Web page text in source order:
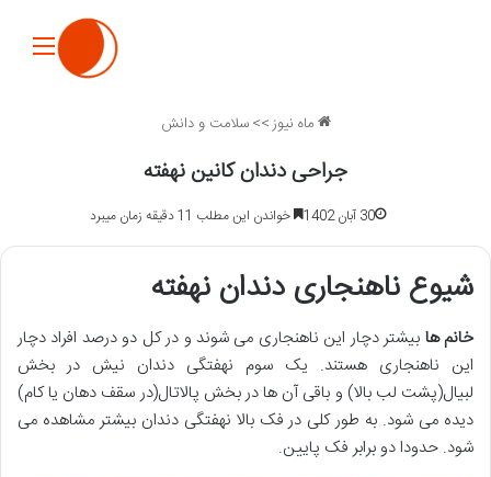
ماه نیوز>> سلامت و دانش
جراحی دندان کانین نهفته
30 آبان 1402 خواندن این مطلب 11 دقیقه زمان میبرد
شیوع ناهنجاری دندان نهفته
خانم ها بیشتر دچار این ناهنجاری می شوند و در کل دو درصد افراد دچار
این ناهنجاری هستند. یک سوم نهفتگی دندان نیش در بخش
لبیال(پشت لب بالا) و باقی آن ها در بخش پالاتال(در سقف دهان یا کام)
دیده می شود. به طور کلی در فک بالا نهفتگی دندان بیشتر مشاهده می
شود. حدودا دو برابر فک پایین.